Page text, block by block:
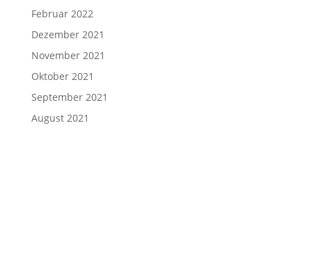
Februar 2022
Dezember 2021
November 2021
Oktober 2021
September 2021
August 2021